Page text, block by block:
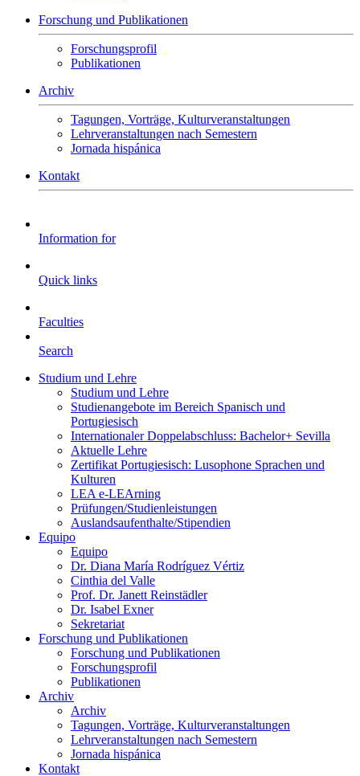
Forschung und Publikationen
Forschungsprofil
Publikationen
Archiv
Tagungen, Vorträge, Kulturveranstaltungen
Lehrveranstaltungen nach Semestern
Jornada hispánica
Kontakt
Information for
Quick links
Faculties
Search
Studium und Lehre
Studium und Lehre
Studienangebote im Bereich Spanisch und
Portugiesisch
Internationaler Doppelabschluss: Bachelor+ Sevilla
Aktuelle Lehre
Zertifikat Portugiesisch: Lusophone Sprachen und
Kulturen
LEA e-LEArning
Prüfungen/Studienleistungen
Auslandsaufenthalte/Stipendien
Equipo
Equipo
Dr. Diana María Rodríguez Vértiz
Cinthia del Valle
Prof. Dr. Janett Reinstädler
Dr. Isabel Exner
Sekretariat
Forschung und Publikationen
Forschung und Publikationen
Forschungsprofil
Publikationen
Archiv
Archiv
Tagungen, Vorträge, Kulturveranstaltungen
Lehrveranstaltungen nach Semestern
Jornada hispánica
Kontakt